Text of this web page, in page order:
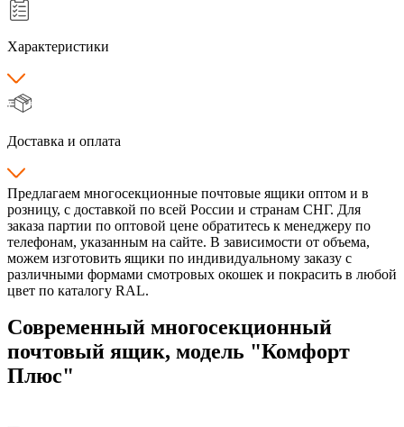
Характеристики
Доставка и оплата
Предлагаем многосекционные почтовые ящики оптом и в
розницу, с доставкой по всей России и странам СНГ. Для
заказа партии по оптовой цене обратитесь к менеджеру по
телефонам, указанным на сайте. В зависимости от объема,
можем изготовить ящики по индивидуальному заказу с
различными формами смотровых окошек и покрасить в любой
цвет по каталогу RAL.
Современный многосекционный
почтовый ящик, модель "Комфорт
Плюс"